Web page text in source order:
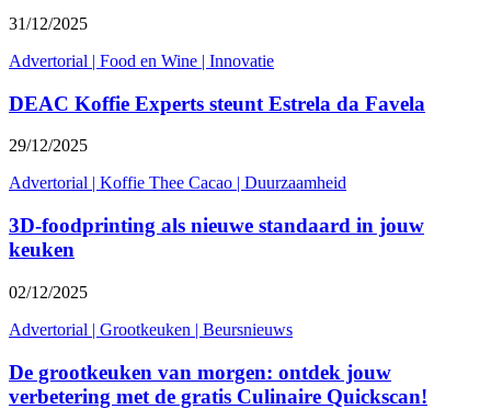
31/12/2025
Advertorial | Food en Wine | Innovatie
DEAC Koffie Experts steunt Estrela da Favela
29/12/2025
Advertorial | Koffie Thee Cacao | Duurzaamheid
3D-foodprinting als nieuwe standaard in jouw
keuken
02/12/2025
Advertorial | Grootkeuken | Beursnieuws
De grootkeuken van morgen: ontdek jouw
verbetering met de gratis Culinaire Quickscan!